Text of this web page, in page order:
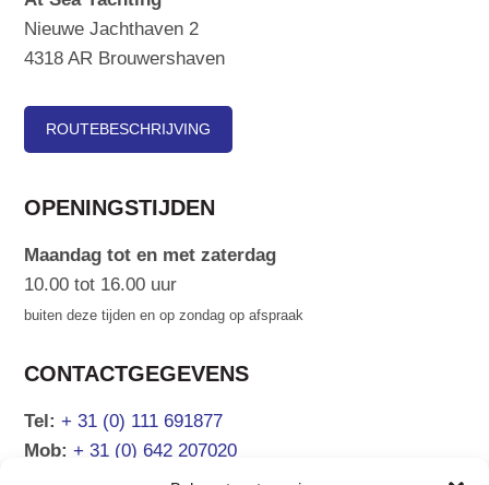
Nieuwe Jachthaven 2
4318 AR Brouwershaven
ROUTEBESCHRIJVING
OPENINGSTIJDEN
Maandag tot en met zaterdag
10.00 tot 16.00 uur
buiten deze tijden en op zondag op afspraak
CONTACTGEGEVENS
Tel: + 31 (0) 111 691877
Mob: + 31 (0) 642 207020
info@atsea.nl